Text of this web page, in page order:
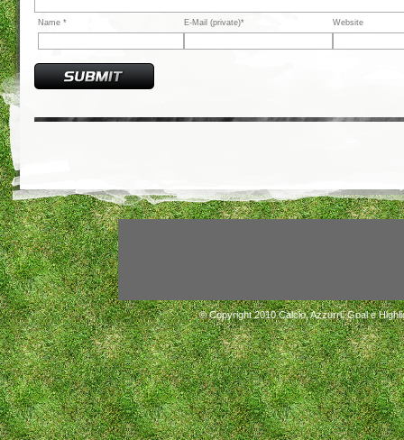
Name * E-Mail (private)* Website
© Copyright 2010Calcio, Azzurri, Goal e